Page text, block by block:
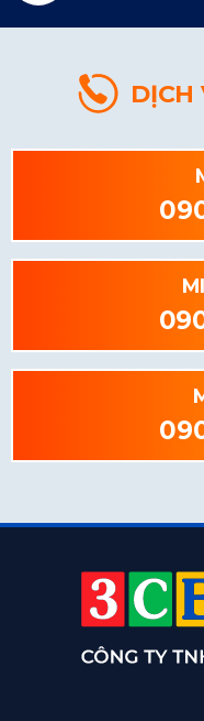
DỊCH